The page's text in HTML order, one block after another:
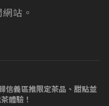
站。
信義區推限定茶品、甜點並
體驗！